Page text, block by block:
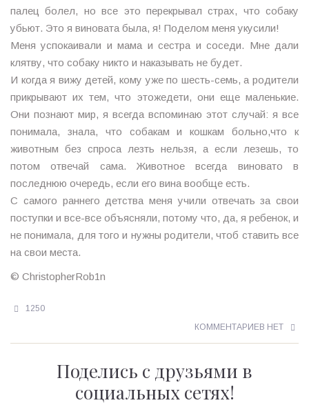
палец болел, но все это перекрывал страх, что собаку
убьют. Это я виновата была, я! Поделом меня укусили!
Меня успокаивали и мама и сестра и соседи. Мне дали
клятву, что собаку никто и наказывать не будет.
И когда я вижу детей, кому уже по шесть-семь, а родители
прикрывают их тем, что этожедети, они еще маленькие.
Они познают мир, я всегда вспоминаю этот случай: я все
понимала, знала, что собакам и кошкам больно,что к
животным без спроса лезть нельзя, а если лезешь, то
потом отвечай сама. Животное всегда виновато в
последнюю очередь, если его вина вообще есть.
С самого раннего детства меня учили отвечать за свои
поступки и все-все объясняли, потому что, да, я ребенок, и
не понимала, для того и нужны родители, чтоб ставить все
на свои места.
© ChristopherRob1n
1250
КОММЕНТАРИЕВ НЕТ
Поделись с друзьями в
социальных сетях!